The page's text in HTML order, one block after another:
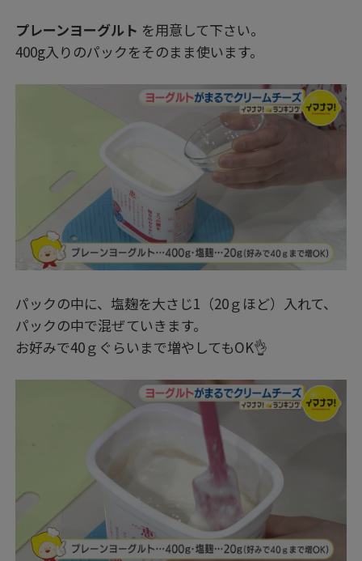
プレーンヨーグルト を用意して下さい。
400g入りのパックをそのまま使います。
パックの中に、塩麹を大さじ1（20ｇほど）入れて、
パックの中で混ぜていきます。
お好みで40ｇぐらいまで増やしてもOK👌